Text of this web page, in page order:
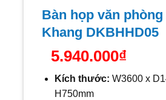
Bàn họp văn
Khang DKBHHD05
5.940.000₫
Kích thước: W3600 x
H750mm